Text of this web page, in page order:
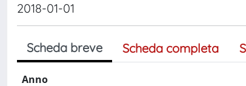
2018-01-01
Scheda breve Scheda completa
Anno